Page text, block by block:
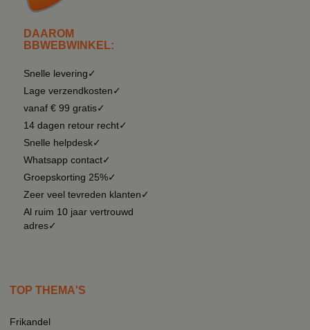
DAAROM
BBWEBWINKEL:
Snelle levering✓
Lage verzendkosten✓
vanaf € 99 gratis✓
14 dagen retour recht✓
Snelle helpdesk✓
Whatsapp contact✓
Groepskorting 25%✓
Zeer veel tevreden klanten✓
Al ruim 10 jaar vertrouwd
adres✓
TOP THEMA'S
Frikandel